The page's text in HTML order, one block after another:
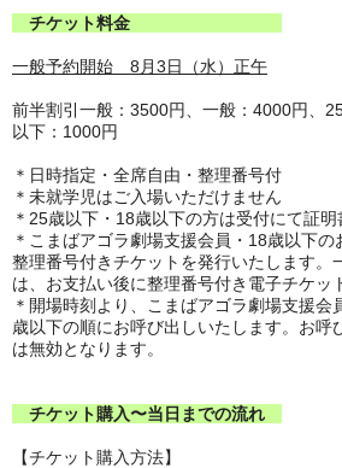
チケット料金
一般予約開始 8月3日（水）正午
前半割引一般：3500円、 一般：4000円、
以下：1000円
＊日時指定・全席自由・整理番号付
＊未就学児はご入場いただけません
＊25歳以下・18歳以下の方は受付にて証明
＊こまばアゴラ劇場支援会員・18歳以下
整理番号付きチケットを発行いたします。
は、お支払い後に整理番号付き電子チケッ
＊​​開場時刻より、こまばアゴラ劇場支援
歳以下の順にお呼び出しいたします。お呼
は無効となります。
チケット購入〜当日までの流れ
【チケット購入方法】